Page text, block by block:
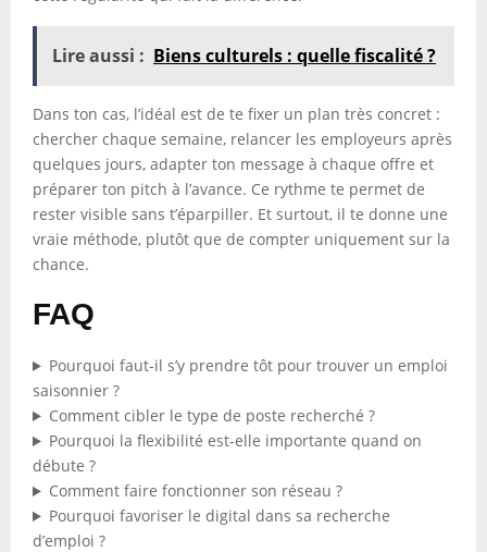
Lire aussi : Biens culturels : quelle fiscalité ?
Dans ton cas, l’idéal est de te fixer un plan très concret :
chercher chaque semaine, relancer les employeurs après
quelques jours, adapter ton message à chaque offre et
préparer ton pitch à l’avance. Ce rythme te permet de
rester visible sans t’éparpiller. Et surtout, il te donne une
vraie méthode, plutôt que de compter uniquement sur la
chance.
FAQ
Pourquoi faut-il s’y prendre tôt pour trouver un emploi
saisonnier ?
Comment cibler le type de poste recherché ?
Pourquoi la flexibilité est-elle importante quand on
débute ?
Comment faire fonctionner son réseau ?
Pourquoi favoriser le digital dans sa recherche
d’emploi ?